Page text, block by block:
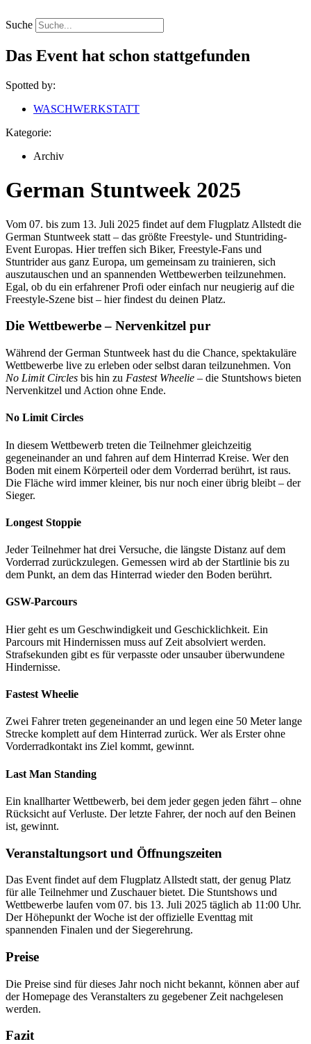
Inhalt
springen
Suche
Das Event hat schon stattgefunden
Spotted by:
WASCHWERKSTATT
Kategorie:
Archiv
German Stuntweek 2025
Vom 07. bis zum 13. Juli 2025 findet auf dem Flugplatz Allstedt die
German Stuntweek statt – das größte Freestyle- und Stuntriding-
Event Europas. Hier treffen sich Biker, Freestyle-Fans und
Stuntrider aus ganz Europa, um gemeinsam zu trainieren, sich
auszutauschen und an spannenden Wettbewerben teilzunehmen.
Egal, ob du ein erfahrener Profi oder einfach nur neugierig auf die
Freestyle-Szene bist – hier findest du deinen Platz.
Die Wettbewerbe – Nervenkitzel pur
Während der German Stuntweek hast du die Chance, spektakuläre
Wettbewerbe live zu erleben oder selbst daran teilzunehmen. Von
No Limit Circles bis hin zu Fastest Wheelie – die Stuntshows bieten
Nervenkitzel und Action ohne Ende.
No Limit Circles
In diesem Wettbewerb treten die Teilnehmer gleichzeitig
gegeneinander an und fahren auf dem Hinterrad Kreise. Wer den
Boden mit einem Körperteil oder dem Vorderrad berührt, ist raus.
Die Fläche wird immer kleiner, bis nur noch einer übrig bleibt – der
Sieger.
Longest Stoppie
Jeder Teilnehmer hat drei Versuche, die längste Distanz auf dem
Vorderrad zurückzulegen. Gemessen wird ab der Startlinie bis zu
dem Punkt, an dem das Hinterrad wieder den Boden berührt.
GSW-Parcours
Hier geht es um Geschwindigkeit und Geschicklichkeit. Ein
Parcours mit Hindernissen muss auf Zeit absolviert werden.
Strafsekunden gibt es für verpasste oder unsauber überwundene
Hindernisse.
Fastest Wheelie
Zwei Fahrer treten gegeneinander an und legen eine 50 Meter lange
Strecke komplett auf dem Hinterrad zurück. Wer als Erster ohne
Vorderradkontakt ins Ziel kommt, gewinnt.
Last Man Standing
Ein knallharter Wettbewerb, bei dem jeder gegen jeden fährt – ohne
Rücksicht auf Verluste. Der letzte Fahrer, der noch auf den Beinen
ist, gewinnt.
Veranstaltungsort und Öffnungszeiten
Das Event findet auf dem Flugplatz Allstedt statt, der genug Platz
für alle Teilnehmer und Zuschauer bietet. Die Stuntshows und
Wettbewerbe laufen vom 07. bis 13. Juli 2025 täglich ab 11:00 Uhr.
Der Höhepunkt der Woche ist der offizielle Eventtag mit
spannenden Finalen und der Siegerehrung.
Preise
Die Preise sind für dieses Jahr noch nicht bekannt, können aber auf
der Homepage des Veranstalters zu gegebener Zeit nachgelesen
werden.
Fazit